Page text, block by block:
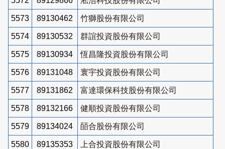
5573 89130462 竹獅股份有限公司
5574 89130532 群誼投資股份有限公司
5575 89130934 恆昌隆投資股份有限公司
5576 89131048 寰宇投資股份有限公司
5577 89131862 富達環保科技股份有限公司
5578 89132166 健順投資股份有限公司
5579 89134024 皕合股份有限公司
5580 89135353 上合投資股份有限公司